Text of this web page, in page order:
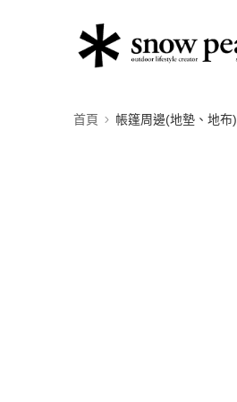
首頁 帳篷周邊(地墊、地布)